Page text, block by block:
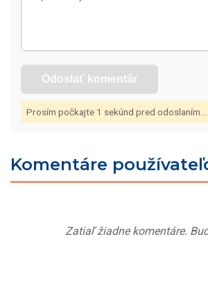
Odoslať komentár
Prosím počkajte 1 sekúnd pred odoslaním...
Komentáre
Zatiaľ žiadne komentáre.